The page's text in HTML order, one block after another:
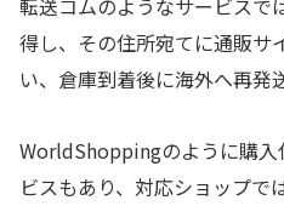
転送コムのようなサービスで
得し、その住所宛てに通販サ
い、倉庫到着後に海外へ再発
WorldShoppingのように購入
ビスもあり、対応ショップで